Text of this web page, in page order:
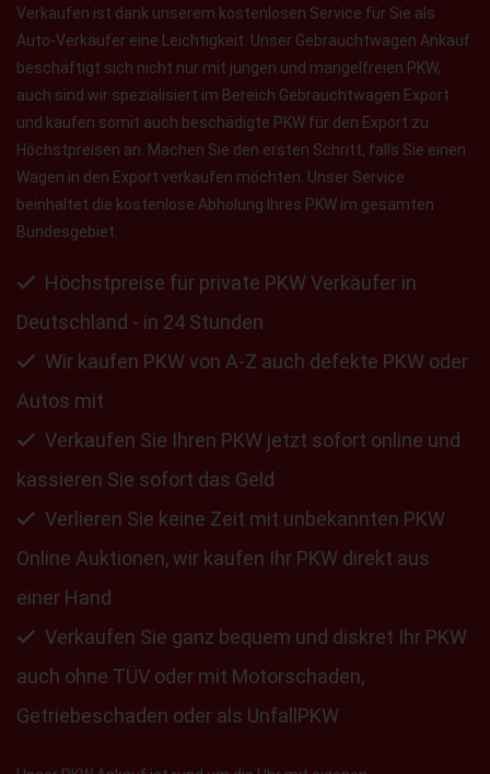
Verkaufen ist dank unserem kostenlosen Service für Sie als
Auto-Verkäufer eine Leichtigkeit. Unser Gebrauchtwagen Ankauf
beschäftigt sich nicht nur mit jungen und mängelfreien PKW,
auch sind wir spezialisiert im Bereich Gebrauchtwagen Export
und kaufen somit auch beschädigte PKW für den Export zu
Höchstpreisen an. Machen Sie den ersten Schritt, falls Sie einen
Wagen in den Export verkaufen möchten. Unser Service
beinhaltet die kostenlose Abholung Ihres PKW im gesamten
Bundesgebiet.
Höchstpreise für private PKW Verkäufer in
Deutschland - in 24 Stunden
Wir kaufen PKW von A-Z auch defekte PKW oder
Autos mit
Verkaufen Sie Ihren PKW jetzt sofort online und
kassieren Sie sofort das Geld
Verlieren Sie keine Zeit mit unbekannten PKW
Online Auktionen, wir kaufen Ihr PKW direkt aus
einer Hand
Verkaufen Sie ganz bequem und diskret Ihr PKW
auch ohne TÜV oder mit Motorschaden,
Getriebeschaden oder als UnfallPKW